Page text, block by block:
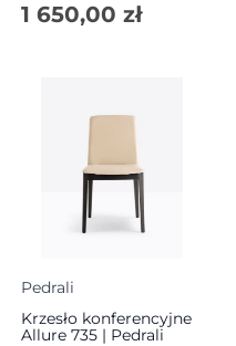
1 650,00 zł
Pedrali
Krzesło konferencyjne
Allure 735 | Pedrali